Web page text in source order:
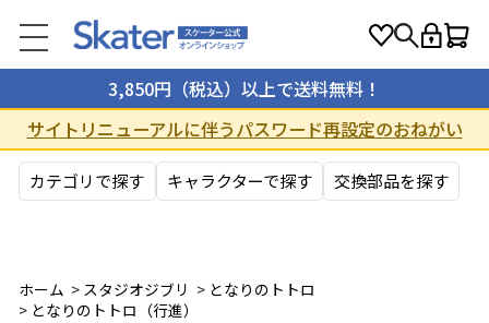
3,850円（税込）以上で送料無料！
サイトリニューアルに伴うパスワード再設定のおねがい
カテゴリで探す キャラクターで探す 交換部品を探す
ホーム > スタジオジブリ > となりのトトロ
> となりのトトロ（行進）